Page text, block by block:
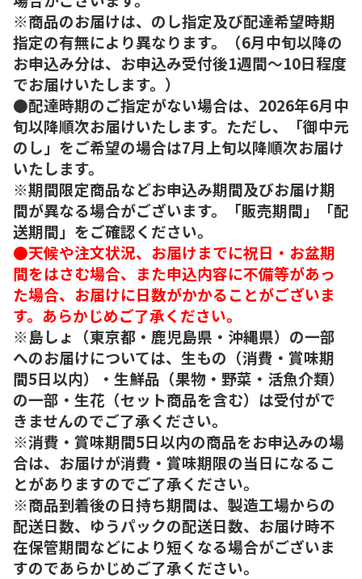
※商品のお届けは、のし指定及び配達希望時期
指定の有無により異なります。（6月中旬以降の
お申込み分は、お申込み受付後1週間～10日程度
でお届けいたします。）
●配達時期のご指定がない場合は、2026年6月中
旬以降順次お届けいたします。ただし、「御中元
のし」をご希望の場合は7月上旬以降順次お届け
いたします。
※期間限定商品などお申込み期間及びお届け期
間が異なる場合がございます。「販売期間」「配
送期間」をご確認ください。
●天候や注文状況、お届けまでに祝日・お盆期
間をはさむ場合、また申込内容に不備等があっ
た場合、お届けに日数がかかることがございま
す。あらかじめご了承ください。
※島しょ（東京都・鹿児島県・沖縄県）の一部
へのお届けについては、生もの（消費・賞味期
間5日以内）・生鮮品（果物・野菜・活魚介類）
の一部・生花（セット商品を含む）は受付がで
きませんのでご了承ください。
※消費・賞味期間5日以内の商品をお申込みの場
合は、お届けが消費・賞味期限の当日になるこ
とがありますのでご了承ください。
※商品到着後の日持ち期間は、製造工場からの
配送日数、ゆうパックの配送日数、お届け時不
在保管期間などにより短くなる場合がございま
すのであらかじめご了承ください。